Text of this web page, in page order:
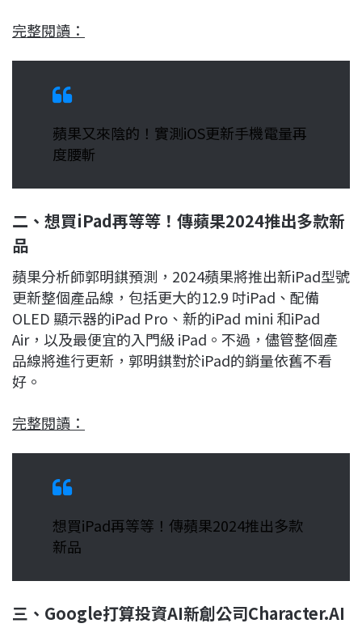
完整閱讀：
蘋果又來陰的！實測iOS更新手機電量再
度腰斬
二、想買iPad再等等！傳蘋果2024推出多款新
品
蘋果分析師郭明錤預測，2024蘋果將推出新iPad型號
更新整個產品線，包括更大的12.9 吋iPad、配備
OLED 顯示器的iPad Pro、新的iPad mini 和iPad
Air，以及最便宜的入門級 iPad。不過，儘管整個產
品線將進行更新，郭明錤對於iPad的銷量依舊不看
好。
完整閱讀：
想買iPad再等等！傳蘋果2024推出多款
新品
三、Google打算投資AI新創公司Character.AI